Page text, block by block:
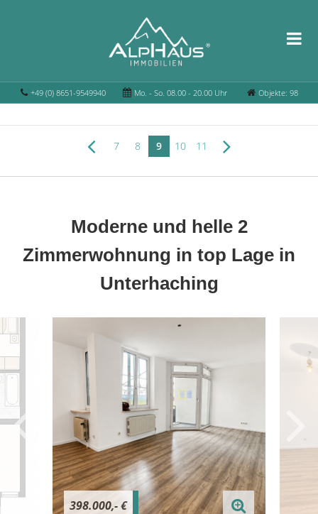
+49 (0) 8651-9549940 Mo. - So. 08.00 - 20.00 Uhr Objekte: 98
7 8 9 10 11
Moderne und helle 2
Zimmerwohnung in top Lage in
Unterhaching
398.000,- €